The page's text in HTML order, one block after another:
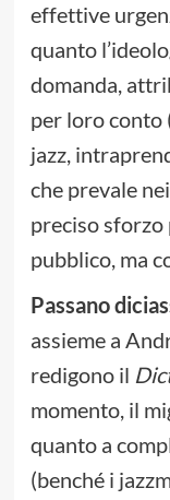
effettive
quanto
domanda,
per loro conto
jazz,
che prevale
preciso sforzo
pubblico, ma
Passano
assieme a
redigono il
momento, il
quanto a
(benché i